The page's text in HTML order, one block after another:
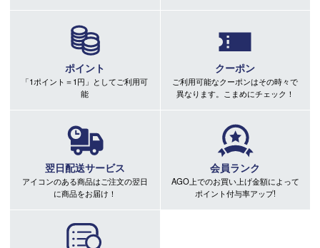
ポイント
「1ポイント＝1円」としてご利用可
能
クーポン
ご利用可能なクーポンはその時々で
異なります。こまめにチェック！
翌日配送サービス
アイコンのある商品はご注文の翌日
に商品をお届け！
会員ランク
AGO上でのお買い上げ金額によって
ポイント付与率アップ!